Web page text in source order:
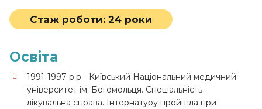
Стаж роботи: 24 роки
Освіта
1991-1997 р.р - Київський Національний медичний
університет ім. Богомольця. Спеціальність -
лікувальна справа. Інтернатуру пройшла при